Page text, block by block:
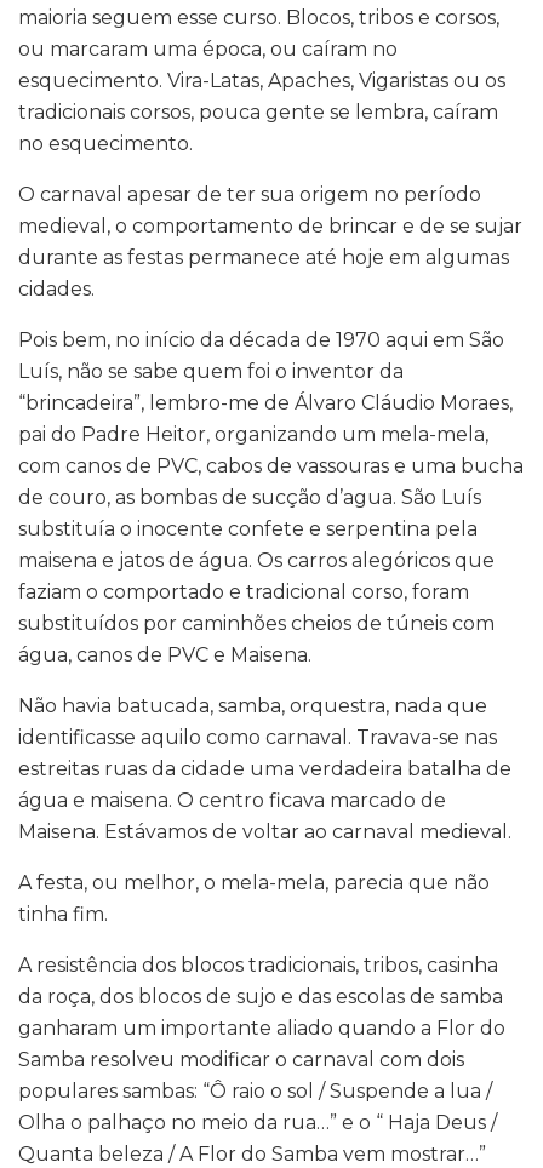
maioria seguem esse curso. Blocos, tribos e corsos,
ou marcaram uma época, ou caíram no
esquecimento. Vira-Latas, Apaches, Vigaristas ou os
tradicionais corsos, pouca gente se lembra, caíram
no esquecimento.
O carnaval apesar de ter sua origem no período
medieval, o comportamento de brincar e de se sujar
durante as festas permanece até hoje em algumas
cidades.
Pois bem, no início da década de 1970 aqui em São
Luís, não se sabe quem foi o inventor da
“brincadeira”, lembro-me de Álvaro Cláudio Moraes,
pai do Padre Heitor, organizando um mela-mela,
com canos de PVC, cabos de vassouras e uma bucha
de couro, as bombas de sucção d’agua. São Luís
substituía o inocente confete e serpentina pela
maisena e jatos de água. Os carros alegóricos que
faziam o comportado e tradicional corso, foram
substituídos por caminhões cheios de túneis com
água, canos de PVC e Maisena.
Não havia batucada, samba, orquestra, nada que
identificasse aquilo como carnaval. Travava-se nas
estreitas ruas da cidade uma verdadeira batalha de
água e maisena. O centro ficava marcado de
Maisena. Estávamos de voltar ao carnaval medieval.
A festa, ou melhor, o mela-mela, parecia que não
tinha fim.
A resistência dos blocos tradicionais, tribos, casinha
da roça, dos blocos de sujo e das escolas de samba
ganharam um importante aliado quando a Flor do
Samba resolveu modificar o carnaval com dois
populares sambas: “Ô raio o sol / Suspende a lua /
Olha o palhaço no meio da rua…” e o “ Haja Deus /
Quanta beleza / A Flor do Samba vem mostrar…”